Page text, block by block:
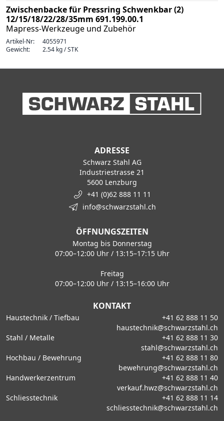
Zwischenbacke für Pressring Schwenkbar (2)
12/15/18/22/28/35mm 691.199.00.1
Mapress-Werkzeuge und Zubehör
Artikel-Nr:
4055971
Gewicht:
2.54 kg / STK
ADRESSE
Schwarz Stahl AG
Industriestrasse 21
5600 Lenzburg
+41 (0)62 888 11 11
info@schwarzstahl.ch
ÖFFNUNGSZEITEN
Montag bis Donnerstag
07:00–12:00 Uhr / 13:15–17:15 Uhr
Freitag
07:00–12:00 Uhr / 13:15–16:00 Uhr
KONTAKT
Haustechnik / Tiefbau
+41 62 888 11 50
haustechnik@schwarzstahl.ch
Stahl / Metalle
+41 62 888 11 30
stahl@schwarzstahl.ch
Hochbau / Bewehrung
+41 62 888 11 80
bewehrung@schwarzstahl.ch
Handwerkerzentrum
+41 62 888 11 40
verkauf.hwz@schwarzstahl.ch
Schliesstechnik
+41 62 888 11 14
schliesstechnik@schwarzstahl.ch